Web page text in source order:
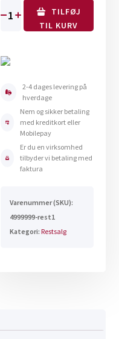
Gummimåtte
2990x1040
antal
TILFØJ
TIL KURV
2-4 dages levering på
hverdage
Nem og sikker betaling
med kreditkort eller
Mobilepay
Er du en virksomhed
tilbyder vi betaling med
faktura
Varenummer (SKU):
4999999-rest1
Kategori:Restsalg